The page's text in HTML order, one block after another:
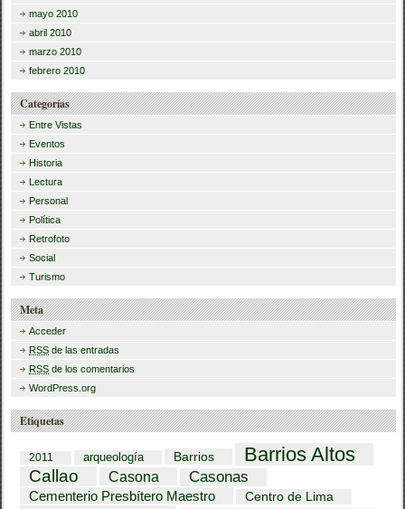
mayo 2010
abril 2010
marzo 2010
febrero 2010
Categorías
Entre Vistas
Eventos
Historia
Lectura
Personal
Política
Retrofoto
Social
Turismo
Meta
Acceder
RSS de las entradas
RSS de los comentarios
WordPress.org
Etiquetas
2011 arqueología Barrios Barrios Altos
Callao Casona Casonas
Cementerio Presbítero Maestro Centro de Lima